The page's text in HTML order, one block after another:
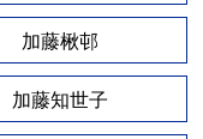
加藤楸邨
加藤知世子